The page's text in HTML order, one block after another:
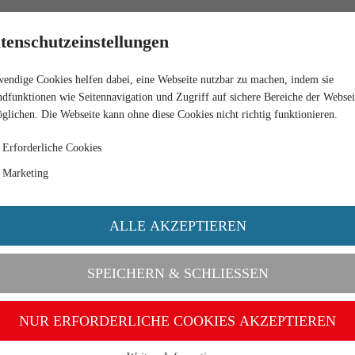
BODY 650 REAR TIPPER WITH SILAGE EXT.
Cookies helfen dabei, eine Webseite nutzbar zu machen, indem sie
wie Seitennavigation und Zugriff auf sichere Bereiche der
Die Webseite kann ohne diese Cookies nicht richtig funktionieren.
Erforderliche Cookies
Marketing
ALLE AKZEPTIEREN
SPEICHERN & SCHLIESSEN
NUR ERFORDERLICHE COOKIES AKZEPTIEREN